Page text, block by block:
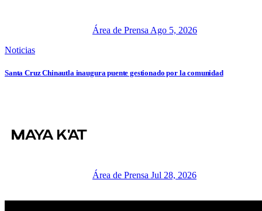
Área de Prensa Ago 5, 2026
Noticias
Santa Cruz Chinautla inaugura puente gestionado por la comunidad
Área de Prensa Jul 28, 2026